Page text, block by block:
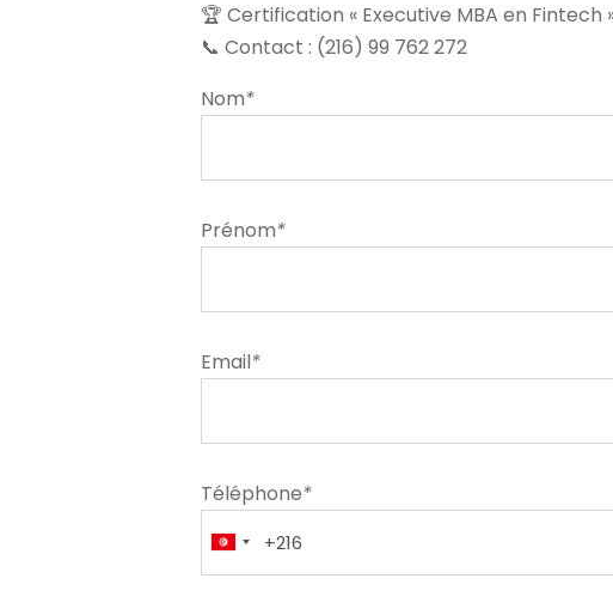
🏆 Certification « Executive MBA en
📞 Contact : (216) 99 762 272
Nom*
Prénom*
Email*
Téléphone*